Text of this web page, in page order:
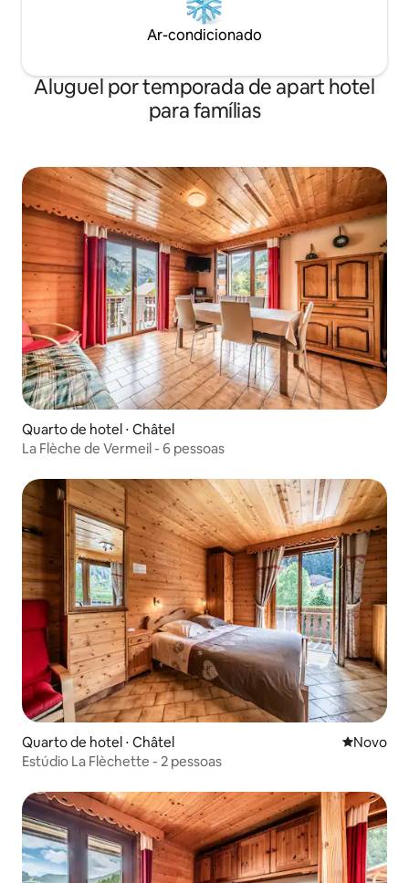
Ar-condicionado
Aluguel por temporada de apart hotel
para famílias
Quarto de hotel ⋅ Châtel
La Flèche de Vermeil - 6 pessoas
Quarto de hotel ⋅ Châtel Novo
Novo
Estúdio La Flèchette - 2 pessoas